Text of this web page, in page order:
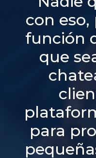
con
función
que
para